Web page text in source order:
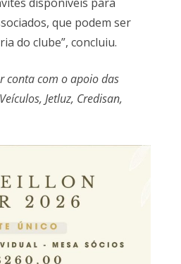
que podem ser
do clube”, concluiu.
conta com o apoio das
Jetluz, Credisan,